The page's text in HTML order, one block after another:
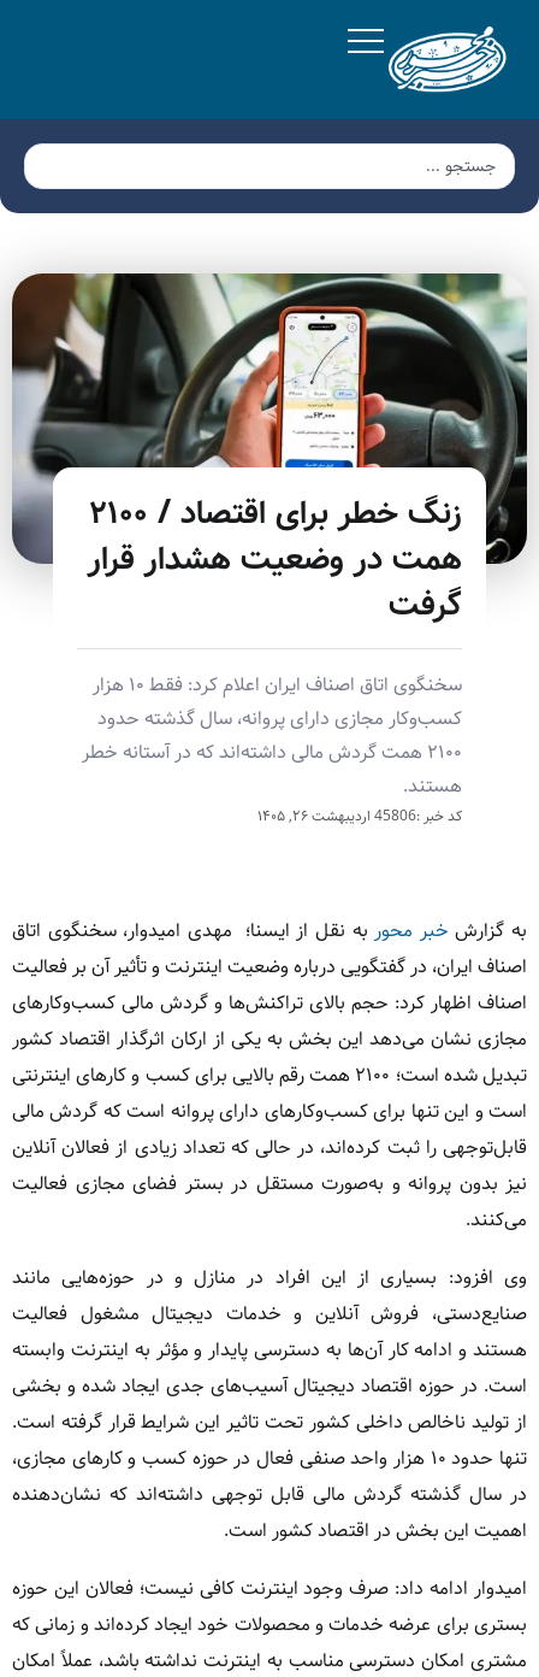
زنگ خطر برای اقتصاد / ۲۱۰۰
همت در وضعیت هشدار قرار
گرفت
سخنگوی اتاق اصناف ایران اعلام کرد: فقط ۱۰ هزار
کسب‌وکار مجازی دارای پروانه، سال گذشته حدود
۲۱۰۰ همت گردش مالی داشته‌اند که در آستانه خطر
هستند.
کد خبر :45806 اردیبهشت ۲۶, ۱۴۰۵
به گزارش خبر محور به نقل از ایسنا؛ مهدی امیدوار، سخنگوی اتاق
اصناف ایران، در گفتگویی درباره وضعیت اینترنت و تأثیر آن بر فعالیت
اصناف اظهار کرد: حجم بالای تراکنش‌ها و گردش مالی کسب‌وکارهای
مجازی نشان می‌دهد این بخش به یکی از ارکان اثرگذار اقتصاد کشور
تبدیل شده است؛ ۲۱۰۰ همت رقم بالایی برای کسب و کارهای اینترنتی
است و این تنها برای کسب‌وکارهای دارای پروانه است که گردش مالی
قابل‌توجهی را ثبت کرده‌اند، در حالی که تعداد زیادی از فعالان آنلاین
نیز بدون پروانه و به‌صورت مستقل در بستر فضای مجازی فعالیت
می‌کنند.
وی افزود: بسیاری از این افراد در منازل و در حوزه‌هایی مانند
صنایع‌دستی، فروش آنلاین و خدمات دیجیتال مشغول فعالیت
هستند و ادامه کار آن‌ها به دسترسی پایدار و مؤثر به اینترنت وابسته
است. در حوزه اقتصاد دیجیتال آسیب‌های جدی ایجاد شده و بخشی
از تولید ناخالص داخلی کشور تحت تاثیر این شرایط قرار گرفته است.
تنها حدود ۱۰ هزار واحد صنفی فعال در حوزه کسب و کارهای مجازی،
در سال گذشته گردش مالی قابل توجهی داشته‌اند که نشان‌دهنده
اهمیت این بخش در اقتصاد کشور است.
امیدوار ادامه داد: صرف وجود اینترنت کافی نیست؛ فعالان این حوزه
بستری برای عرضه خدمات و محصولات خود ایجاد کرده‌اند و زمانی که
مشتری امکان دسترسی مناسب به اینترنت نداشته باشد، عملاً امکان